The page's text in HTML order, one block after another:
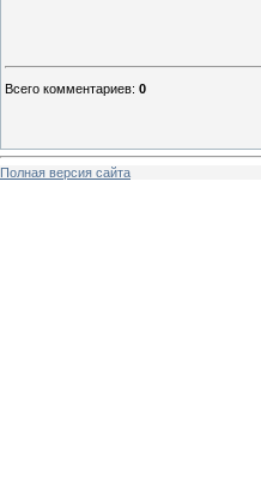
Всего комментариев: 0
Полная версия сайта